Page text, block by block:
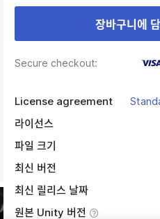
장바구니에 담
Secure checkout:
License agreement
라이선스
파일 크기
최신 버전
최신 릴리스 날짜
원본 Unity 버전